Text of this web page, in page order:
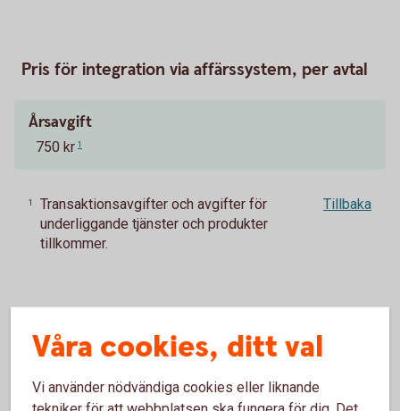
Pris för integration via affärssystem, per avtal
Årsavgift
750 kr 1
1
Transaktionsavgifter och avgifter för
underliggande tjänster och produkter
tillkommer.
Tillbaka
Vad är ERP, bankintegration och
ERP-integration?
Våra cookies, ditt val
Vi använder nödvändiga cookies eller liknande